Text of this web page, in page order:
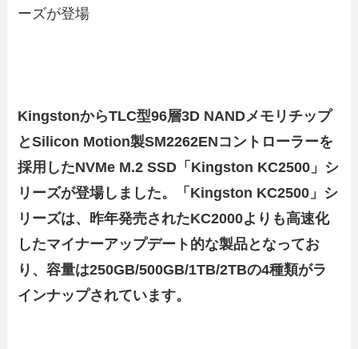
ーズが登場
KingstonからTLC型96層3D NANDメモリチップ
とSilicon Motion製SM2262ENコントローラーを
採用したNVMe M.2 SSD「Kingston KC2500」シ
リーズが登場しました。「Kingston KC2500」シ
リーズは、昨年発売されたKC2000よりも高速化
したマイナーアップデート的な製品となってお
り、容量は250GB/500GB/1TB/2TBの4種類がラ
インナップされています。